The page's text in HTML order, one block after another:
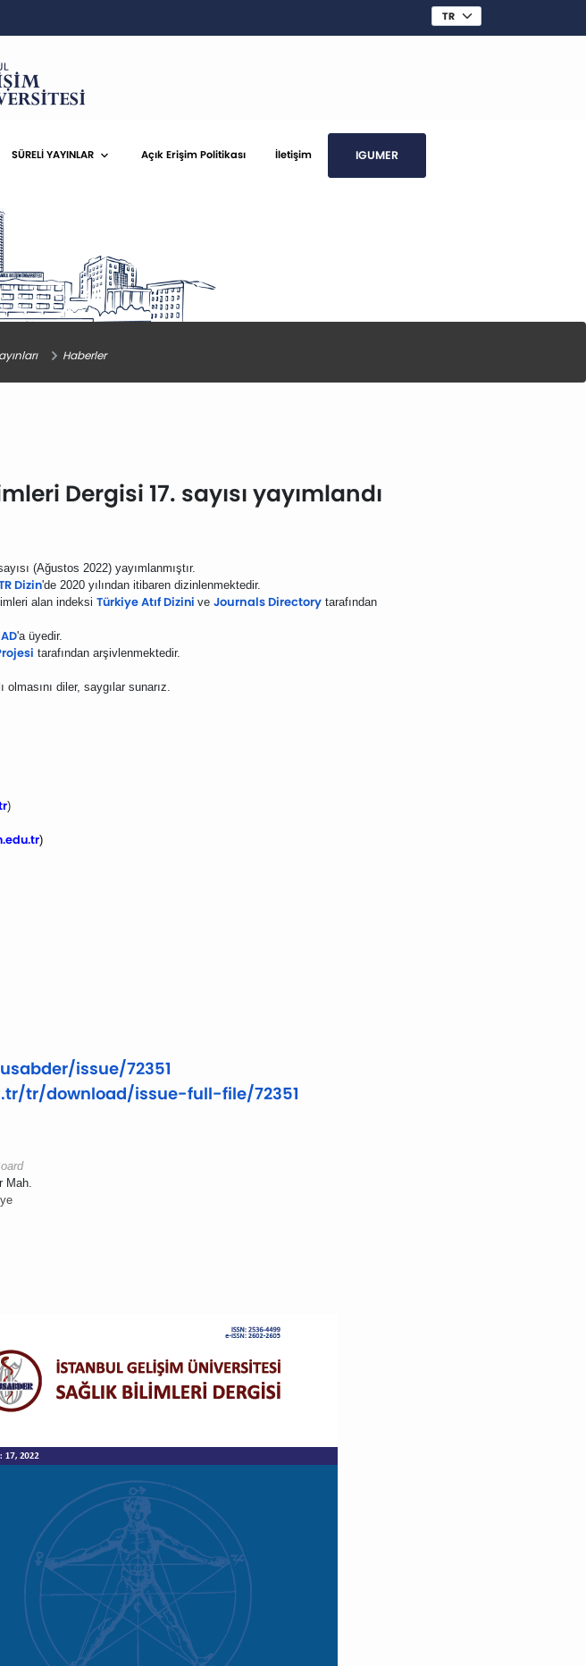
SÜRELİ YAYINLAR Açık Erişim Politikası İletişim IGUMER
Haberler
Dergisi 17. sayısı yayımlandı
(Ağustos 2022) yayımlanmıştır.
Dizin'de 2020 yılından itibaren dizinlenmektedir.
alan indeksi Türkiye Atıf Dizini ve Journals Directory tarafından
'aüyedir.
tarafından arşivlenmektedir.
diler, saygılar sunarız.
)
)
issue/72351
tr/tr/download/issue-full-file/72351
Mah.